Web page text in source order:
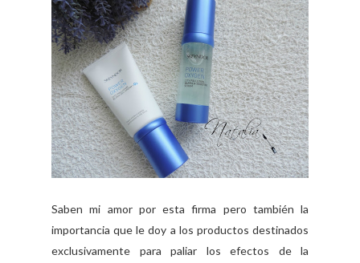
Saben mi amor por esta firma pero también la
importancia que le doy a los productos destinados
exclusivamente para paliar los efectos de la